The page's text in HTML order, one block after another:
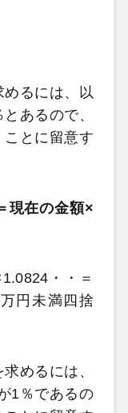
めるには、以
あるので、
とに留意す
現在の金額×
・・＝
円未満四捨
めるには、
1％であるの